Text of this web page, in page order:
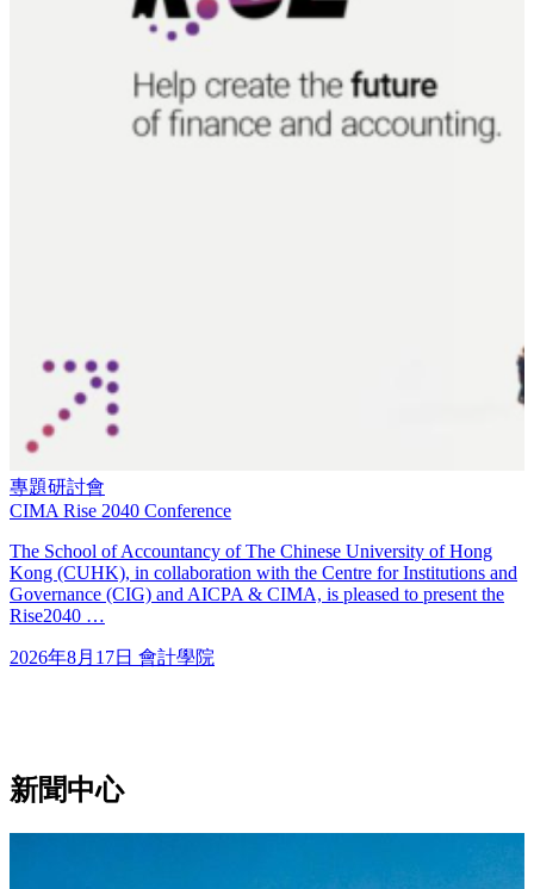
專題研討會
CIMA Rise 2040 Conference
The School of Accountancy of The Chinese University of Hong
Kong (CUHK), in collaboration with the Centre for Institutions and
Governance (CIG) and AICPA & CIMA, is pleased to present the
Rise2040 …
2026年8月17日 會計學院
新聞中心